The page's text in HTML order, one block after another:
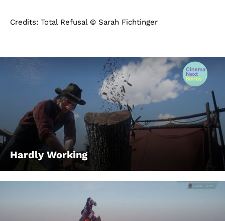
Credits: Total Refusal © Sarah Fichtinger
Hardly Working